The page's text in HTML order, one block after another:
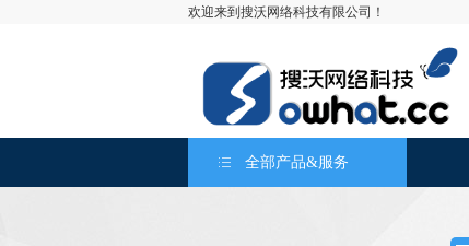
欢迎来到搜沃网络科技有限公司！
全部产品&服务